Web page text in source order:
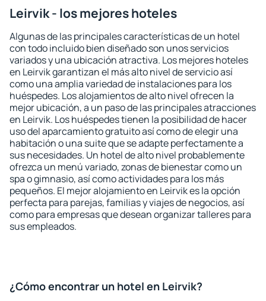
Leirvik - los mejores hoteles
Algunas de las principales características de un hotel
con todo incluido bien diseñado son unos servicios
variados y una ubicación atractiva. Los mejores hoteles
en Leirvik garantizan el más alto nivel de servicio así
como una amplia variedad de instalaciones para los
huéspedes. Los alojamientos de alto nivel ofrecen la
mejor ubicación, a un paso de las principales atracciones
en Leirvik. Los huéspedes tienen la posibilidad de hacer
uso del aparcamiento gratuito así como de elegir una
habitación o una suite que se adapte perfectamente a
sus necesidades. Un hotel de alto nivel probablemente
ofrezca un menú variado, zonas de bienestar como un
spa o gimnasio, así como actividades para los más
pequeños. El mejor alojamiento en Leirvik es la opción
perfecta para parejas, familias y viajes de negocios, así
como para empresas que desean organizar talleres para
sus empleados.
¿Cómo encontrar un hotel en Leirvik?